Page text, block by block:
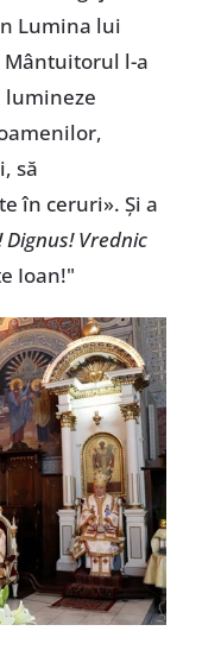
Lumina lui
Mântuitorul l-a
lumineze
să
în ceruri». Și a
Dignus! Vrednic
Ioan!"